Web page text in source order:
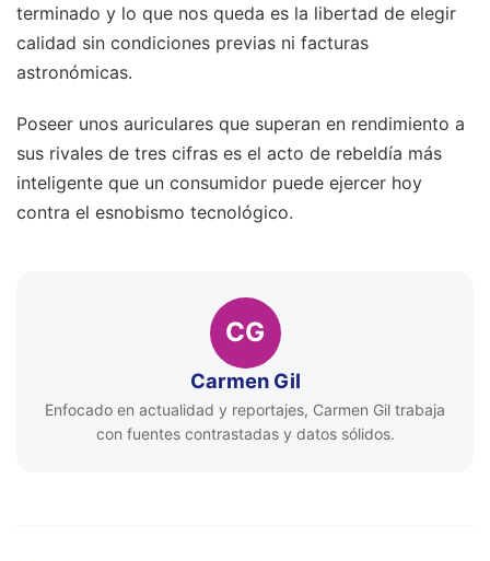
terminado y lo que nos queda es la libertad de elegir
calidad sin condiciones previas ni facturas
astronómicas.
Poseer unos auriculares que superan en rendimiento a
sus rivales de tres cifras es el acto de rebeldía más
inteligente que un consumidor puede ejercer hoy
contra el esnobismo tecnológico.
CG
Carmen Gil
Enfocado en actualidad y reportajes, Carmen Gil trabaja
con fuentes contrastadas y datos sólidos.